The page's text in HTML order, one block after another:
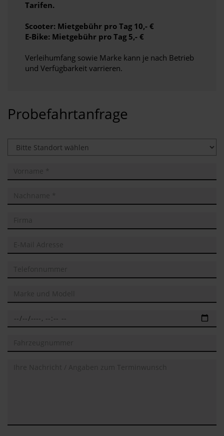
Tarifen.
Scooter: Mietgebühr pro Tag 10,- €
E-Bike: Mietgebühr pro Tag 5,- €
Verleihumfang sowie Marke kann je nach Betrieb
und Verfügbarkeit varrieren.
Probefahrtanfrage